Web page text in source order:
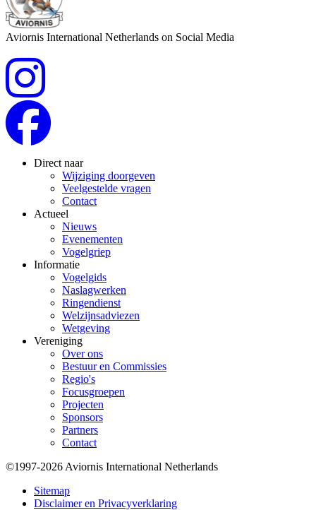
Aviornis International Netherlands on Social Media
Direct naar
Wijziging doorgeven
Veelgestelde vragen
Contact
Actueel
Nieuws
Evenementen
Vogelgriep
Informatie
Vogelgids
Naslagwerken
Ringendienst
Welzijnsadviezen
Wetgeving
Vereniging
Over ons
Bestuur en Commissies
Regio's
Focusgroepen
Projecten
Sponsors
Partners
Contact
Bottom
©1997-2026 Aviornis International Netherlands
Sitemap
Disclaimer en Privacyverklaring